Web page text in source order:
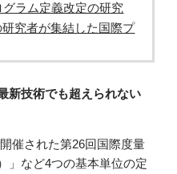
ラム定義改定の研究
究者が集結した国際プ
新技術でも超えられない
催された第26回国際度量
」など4つの基本単位の定